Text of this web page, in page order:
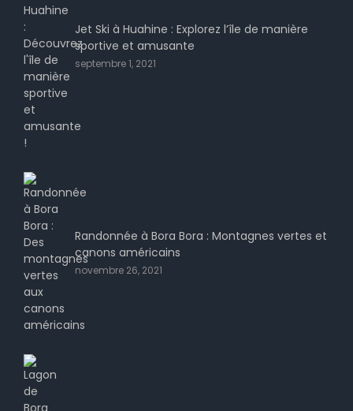
Jet Ski à Huahine : Explorez l’île de manière
sportive et amusante
septembre 1, 2021
Randonnée à Bora Bora : Montagnes vertes et
canons américains
novembre 26, 2021